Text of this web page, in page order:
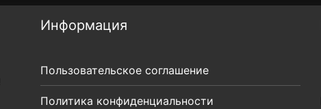
Информация
Пользовательское соглашение
Политика конфиденциальности